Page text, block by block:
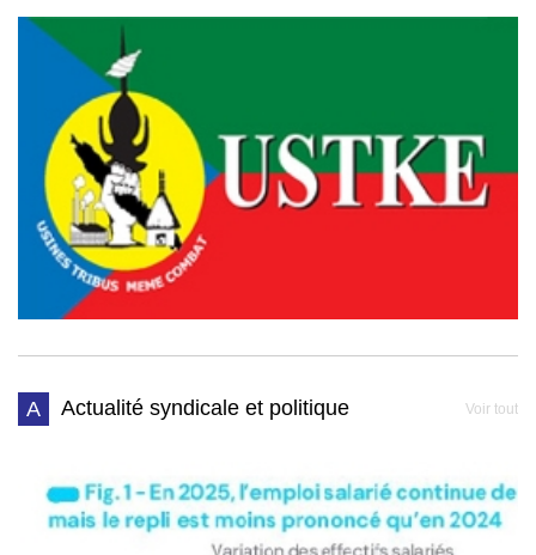
A Actualité syndicale et politique Voir tout